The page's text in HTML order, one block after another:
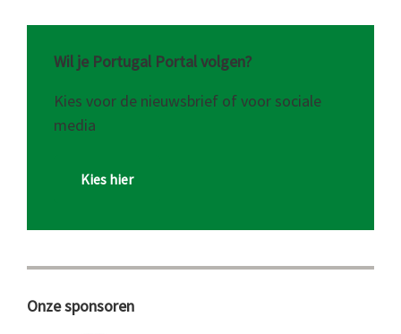
Wil je Portugal Portal volgen?
Kies voor de nieuwsbrief of voor sociale
media
Kies hier
Onze sponsoren